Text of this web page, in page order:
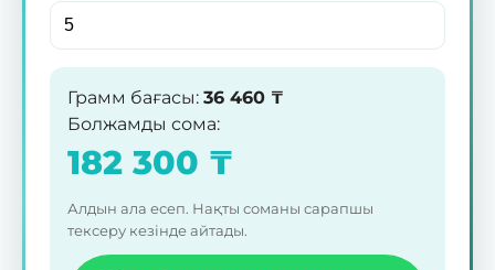
Грамм бағасы: 36 460 ₸
Болжамды сома:
182 300 ₸
Алдын ала есеп. Нақты соманы сарапшы
тексеру кезінде айтады.